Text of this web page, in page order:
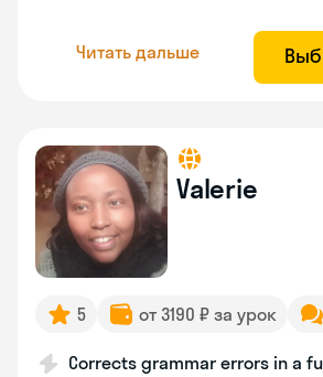
Читать дальше
Valerie
5 от 3190 ₽ за урок
Corrects grammar errors in a